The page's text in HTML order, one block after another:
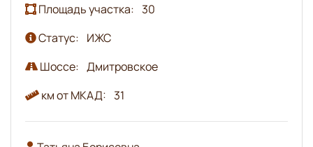
Площадь участка: 30
Статус: ИЖС
Шоссе: Дмитровское
км от МКАД: 31